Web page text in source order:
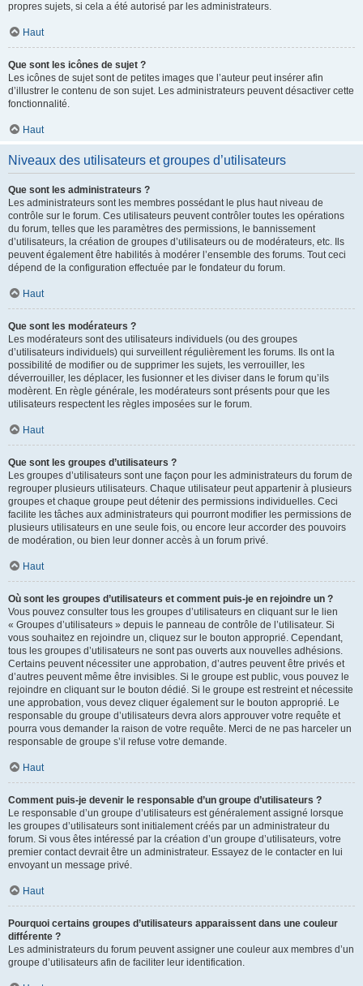
propres sujets, si cela a été autorisé par les administrateurs.
Haut
Que sont les icônes de sujet ?
Les icônes de sujet sont de petites images que l’auteur peut insérer afin
d’illustrer le contenu de son sujet. Les administrateurs peuvent désactiver cette
fonctionnalité.
Haut
Niveaux des utilisateurs et groupes d’utilisateurs
Que sont les administrateurs ?
Les administrateurs sont les membres possédant le plus haut niveau de
contrôle sur le forum. Ces utilisateurs peuvent contrôler toutes les opérations
du forum, telles que les paramètres des permissions, le bannissement
d’utilisateurs, la création de groupes d’utilisateurs ou de modérateurs, etc. Ils
peuvent également être habilités à modérer l’ensemble des forums. Tout ceci
dépend de la configuration effectuée par le fondateur du forum.
Haut
Que sont les modérateurs ?
Les modérateurs sont des utilisateurs individuels (ou des groupes
d’utilisateurs individuels) qui surveillent régulièrement les forums. Ils ont la
possibilité de modifier ou de supprimer les sujets, les verrouiller, les
déverrouiller, les déplacer, les fusionner et les diviser dans le forum qu’ils
modèrent. En règle générale, les modérateurs sont présents pour que les
utilisateurs respectent les règles imposées sur le forum.
Haut
Que sont les groupes d’utilisateurs ?
Les groupes d’utilisateurs sont une façon pour les administrateurs du forum de
regrouper plusieurs utilisateurs. Chaque utilisateur peut appartenir à plusieurs
groupes et chaque groupe peut détenir des permissions individuelles. Ceci
facilite les tâches aux administrateurs qui pourront modifier les permissions de
plusieurs utilisateurs en une seule fois, ou encore leur accorder des pouvoirs
de modération, ou bien leur donner accès à un forum privé.
Haut
Où sont les groupes d’utilisateurs et comment puis-je en rejoindre un ?
Vous pouvez consulter tous les groupes d’utilisateurs en cliquant sur le lien
« Groupes d’utilisateurs » depuis le panneau de contrôle de l’utilisateur. Si
vous souhaitez en rejoindre un, cliquez sur le bouton approprié. Cependant,
tous les groupes d’utilisateurs ne sont pas ouverts aux nouvelles adhésions.
Certains peuvent nécessiter une approbation, d’autres peuvent être privés et
d’autres peuvent même être invisibles. Si le groupe est public, vous pouvez le
rejoindre en cliquant sur le bouton dédié. Si le groupe est restreint et nécessite
une approbation, vous devez cliquer également sur le bouton approprié. Le
responsable du groupe d’utilisateurs devra alors approuver votre requête et
pourra vous demander la raison de votre requête. Merci de ne pas harceler un
responsable de groupe s’il refuse votre demande.
Haut
Comment puis-je devenir le responsable d’un groupe d’utilisateurs ?
Le responsable d’un groupe d’utilisateurs est généralement assigné lorsque
les groupes d’utilisateurs sont initialement créés par un administrateur du
forum. Si vous êtes intéressé par la création d’un groupe d’utilisateurs, votre
premier contact devrait être un administrateur. Essayez de le contacter en lui
envoyant un message privé.
Haut
Pourquoi certains groupes d’utilisateurs apparaissent dans une couleur
différente ?
Les administrateurs du forum peuvent assigner une couleur aux membres d’un
groupe d’utilisateurs afin de faciliter leur identification.